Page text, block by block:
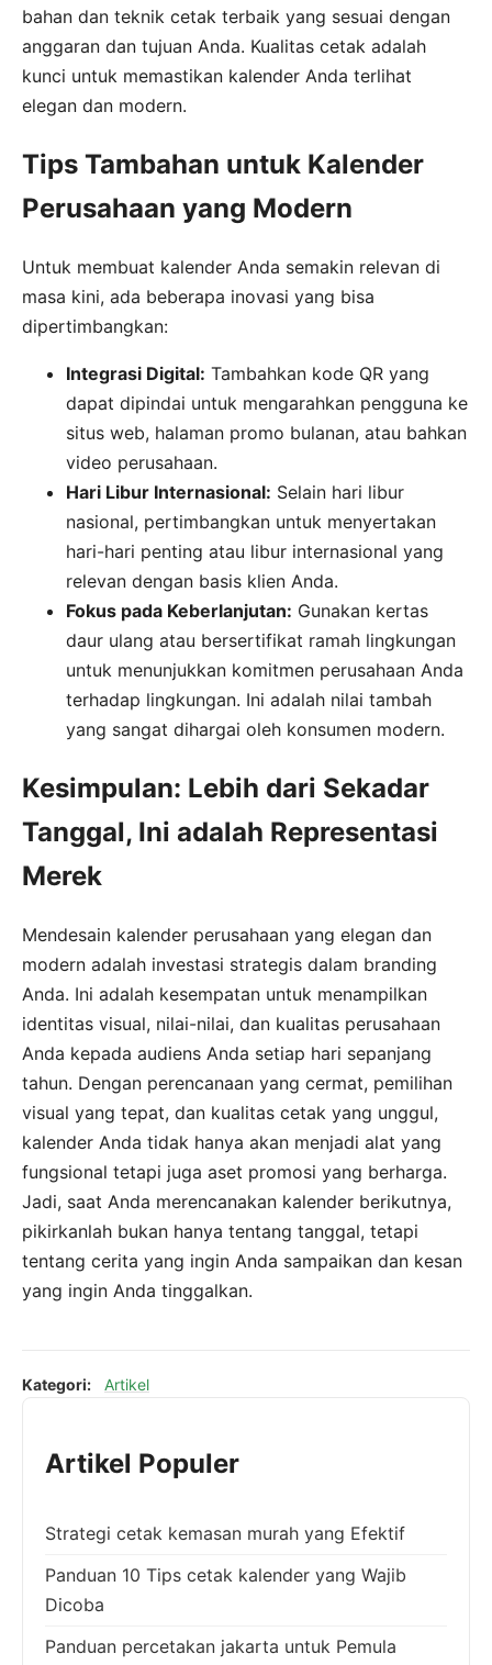
bahan dan teknik cetak terbaik yang sesuai dengan
anggaran dan tujuan Anda. Kualitas cetak adalah
kunci untuk memastikan kalender Anda terlihat
elegan dan modern.
Tips Tambahan untuk Kalender
Perusahaan yang Modern
Untuk membuat kalender Anda semakin relevan di
masa kini, ada beberapa inovasi yang bisa
dipertimbangkan:
Integrasi Digital: Tambahkan kode QR yang
dapat dipindai untuk mengarahkan pengguna ke
situs web, halaman promo bulanan, atau bahkan
video perusahaan.
Hari Libur Internasional: Selain hari libur
nasional, pertimbangkan untuk menyertakan
hari-hari penting atau libur internasional yang
relevan dengan basis klien Anda.
Fokus pada Keberlanjutan: Gunakan kertas
daur ulang atau bersertifikat ramah lingkungan
untuk menunjukkan komitmen perusahaan Anda
terhadap lingkungan. Ini adalah nilai tambah
yang sangat dihargai oleh konsumen modern.
Kesimpulan: Lebih dari Sekadar
Tanggal, Ini adalah Representasi
Merek
Mendesain kalender perusahaan yang elegan dan
modern adalah investasi strategis dalam branding
Anda. Ini adalah kesempatan untuk menampilkan
identitas visual, nilai-nilai, dan kualitas perusahaan
Anda kepada audiens Anda setiap hari sepanjang
tahun. Dengan perencanaan yang cermat, pemilihan
visual yang tepat, dan kualitas cetak yang unggul,
kalender Anda tidak hanya akan menjadi alat yang
fungsional tetapi juga aset promosi yang berharga.
Jadi, saat Anda merencanakan kalender berikutnya,
pikirkanlah bukan hanya tentang tanggal, tetapi
tentang cerita yang ingin Anda sampaikan dan kesan
yang ingin Anda tinggalkan.
Kategori: Artikel
Artikel Populer
Strategi cetak kemasan murah yang Efektif
Panduan 10 Tips cetak kalender yang Wajib
Dicoba
Panduan percetakan jakarta untuk Pemula